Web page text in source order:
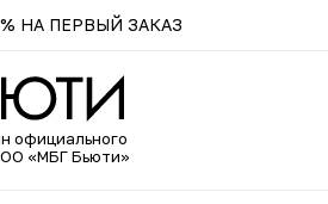
НА ПЕРВЫЙ ЗАКАЗ
официального
«МБГ Бьюти»